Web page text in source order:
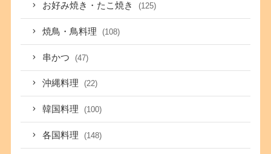
お好み焼き・たこ焼き (125)
焼鳥・鳥料理 (108)
串かつ (47)
沖縄料理 (22)
韓国料理 (100)
各国料理 (148)